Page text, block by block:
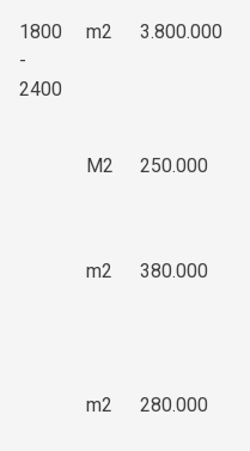
1800
-
2400
m2 3.800.000
M2 250.000
m2 380.000
m2 280.000